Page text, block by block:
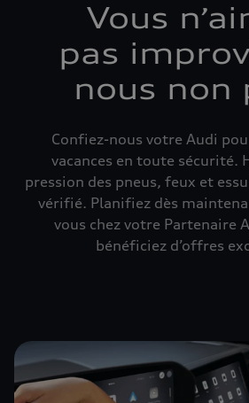
Vous
pas
nous non
Confiez-nous votre Audi
vacances en toute sécurité.
pression des pneus, feux et
vérifié. Planifiez dès
vous chez votre Partenaire
bénéficiez d’offres